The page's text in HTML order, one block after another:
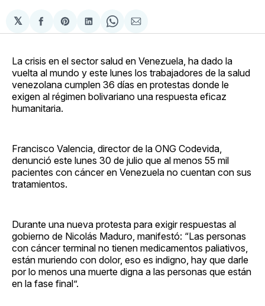
𝕏
Compartir
en
Share
on
Compartir
en
Share
on
Compartir
via
La crisis en el sector salud en Venezuela, ha dado la
vuelta al mundo y este lunes los trabajadores de la salud
venezolana cumplen 36 días en protestas donde le
exigen al régimen bolivariano una respuesta eficaz
humanitaria.
Francisco Valencia, director de la ONG Codevida,
denunció este lunes 30 de julio que al menos 55 mil
pacientes con cáncer en Venezuela no cuentan con sus
tratamientos.
Durante una nueva protesta para exigir respuestas al
gobierno de Nicolás Maduro, manifestó: “Las personas
con cáncer terminal no tienen medicamentos paliativos,
están muriendo con dolor, eso es indigno, hay que darle
por lo menos una muerte digna a las personas que están
en la fase final”.